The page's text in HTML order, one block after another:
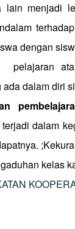
lain menjadi
dengan
pelajaran
dalam diri
dalam
kelas